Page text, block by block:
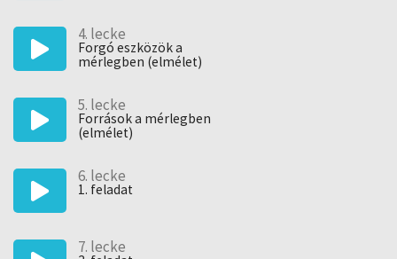
4. lecke
Forgó eszközök a
mérlegben (elmélet)
5. lecke
Források a mérlegben
(elmélet)
6. lecke
1. feladat
7. lecke